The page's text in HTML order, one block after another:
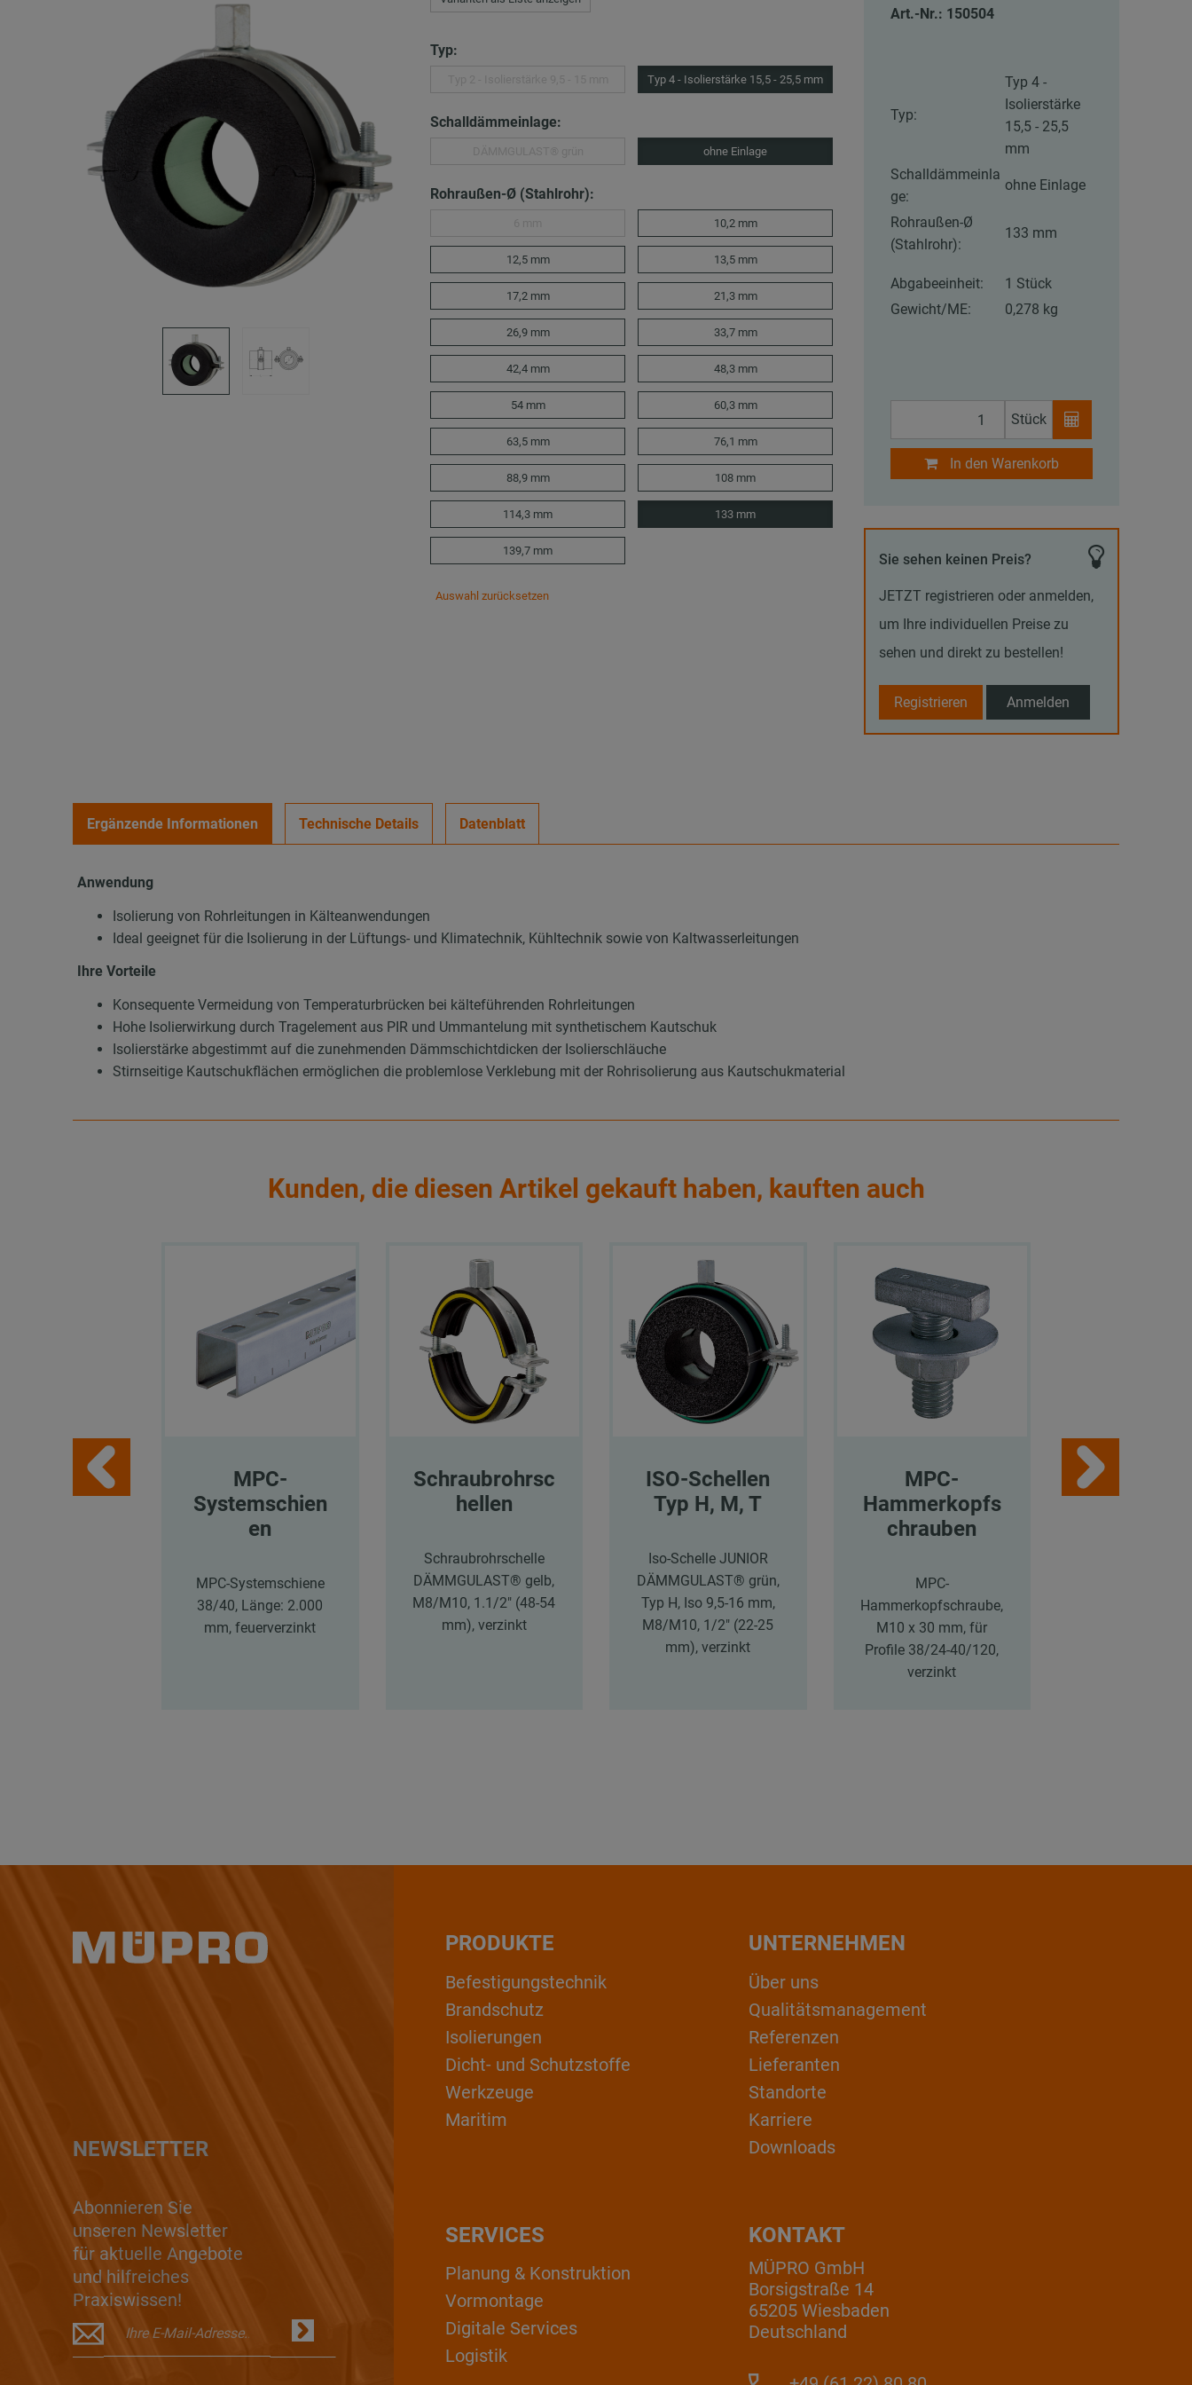
Typ:
Typ 4 - Isolierstärke 15,5 - 25,5 mm
Schalldämmeinlage:
ohne Einlage
Rohraußen-Ø (Stahlrohr):
10,2 mm
12,5 mm 13,5 mm
17,2 mm 21,3 mm
26,9 mm 33,7 mm
42,4 mm 48,3 mm
54 mm 60,3 mm
63,5 mm 76,1 mm
88,9 mm 108 mm
114,3 mm 133 mm
139,7 mm
Auswahl zurücksetzen
Art.-Nr.: 150504
Typ:
Typ 4 -
Isolierstärke
15,5 - 25,5
mm
Schalldämmeinla
ge:
ohne Einlage
Rohraußen-Ø
(Stahlrohr):
133 mm
Abgabeeinheit:
1 Stück
Gewicht/ME:
0,278 kg
Stück
In den Warenkorb
Sie sehen keinen Preis?
JETZT registrieren oder anmelden,
um Ihre individuellen Preise zu
sehen und direkt zu bestellen!
Registrieren Anmelden
Ergänzende Informationen Technische Details Datenblatt
Anwendung
Isolierung von Rohrleitungen in Kälteanwendungen
Ideal geeignet für die Isolierung in der Lüftungs- und Klimatechnik, Kühltechnik sowie von Kaltwasserleitungen
Ihre Vorteile
Konsequente Vermeidung von Temperaturbrücken bei kälteführenden Rohrleitungen
Hohe Isolierwirkung durch Tragelement aus PIR und Ummantelung mit synthetischem Kautschuk
Isolierstärke abgestimmt auf die zunehmenden Dämmschichtdicken der Isolierschläuche
Stirnseitige Kautschukflächen ermöglichen die problemlose Verklebung mit der Rohrisolierung aus Kautschukmaterial
Kunden, die diesen Artikel gekauft haben, kauften auch
MPC-
Systemschien
en
MPC-Systemschiene
38/40, Länge: 2.000
mm, feuerverzinkt
Schraubrohrsc
hellen
Schraubrohrschelle
DÄMMGULAST® gelb,
M8/M10, 1.1/2" (48-54
mm), verzinkt
ISO-Schellen
Typ H, M, T
Iso-Schelle JUNIOR
DÄMMGULAST® grün,
Typ H, Iso 9,5-16 mm,
M8/M10, 1/2" (22-25
mm), verzinkt
MPC-
Hammerkopfs
chrauben
MPC-
Hammerkopfschraube,
M10 x 30 mm, für
Profile 38/24-40/120,
verzinkt
NEWSLETTER
Abonnieren Sie
unseren Newsletter
für aktuelle Angebote
und hilfreiches
Praxiswissen!
PRODUKTE
Befestigungstechnik
Brandschutz
Isolierungen
Dicht- und Schutzstoffe
Werkzeuge
Maritim
UNTERNEHMEN
Über uns
Qualitätsmanagement
Referenzen
Lieferanten
Standorte
Karriere
Downloads
KONTAKT
MÜPRO GmbH
Borsigstraße 14
65205 Wiesbaden
Deutschland
SERVICES
Planung & Konstruktion
Vormontage
Digitale Services
Logistik